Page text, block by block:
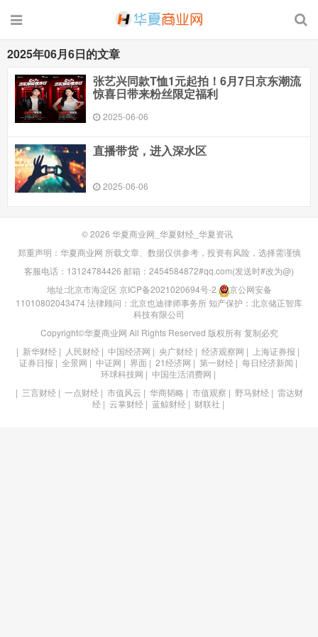
2025年06月6日的文章
张艺兴同款T恤1元起拍！6月7日京东潮流
惊喜日带来粉丝限定福利
2025-06-06
直播带货，进入深水区
2025-06-06
© 2026 华夏商业网_华夏财经_华夏资讯
郑重声明：华夏商业网 所载文章、数据仅供参考，投资有风险，选择需谨慎
客服电话：13124784426 邮箱：2454584872#qq.com(发送时#改为@)
地址:北京市海淀区 京ICP备2021020694号-2
京公网安备
11010802043474 法律顾问：北京也迪律师事务所知产保护：北京储正智库
科技有限公司
Copyright©华夏商业网 All Rights Reserved 版权所有 复制必究
| 新华财经 | 人民财经 | 中国经济网 | 央广财经 | 经济观察网 | 上海证券报 |
证券日报 | 全景网 | 中证网 | 界面 | 21经济网 | 第一财经| 每日经济新闻 |
环球科技网 | 中国生活消费网 |
| 三言财经| 一点财经| 市值风云 | 华商韬略 | 市值观察 | 野马财经| 雷达财
经| 云掌财经| 蓝鲸财经| 财联社 |